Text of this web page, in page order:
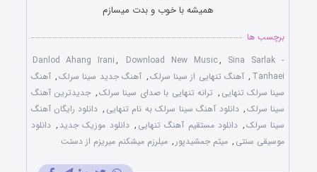
همیشه با خوب و بدت میسازم
برچسب ها
Danlod Ahang Irani, Download New Music, Sina Sarlak -
Tanhaei
, آهنگ تنهایی از سینا سرلک, آهنگ جدید سینا سرلک, آهنگ
سینا سرلک تنهایی , ترانه تنهایی با صدای سینا سرلک, جدیدترین آهنگ
سینا سرلک, دانلود آهنگ سینا سرلک به نام تنهایی , دانلود رایگان آهنگ
سینا سرلک, دانلود مستقیم آهنگ تنهایی , دانلود موزیک جدید , دانلود
موسیقی سنتی , میثم جمشیدپور , میلرزم میشکنم میریزم از دستت